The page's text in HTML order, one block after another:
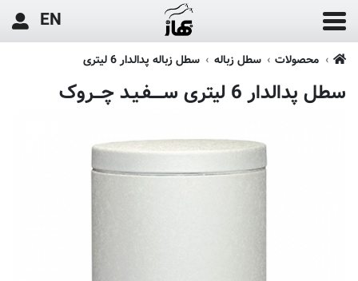
EN
محصولات سطل زباله سطل زباله پدالدار 6 لیتری
سطل پدالدار 6 لیتری ســـــفـیـد چـــروک